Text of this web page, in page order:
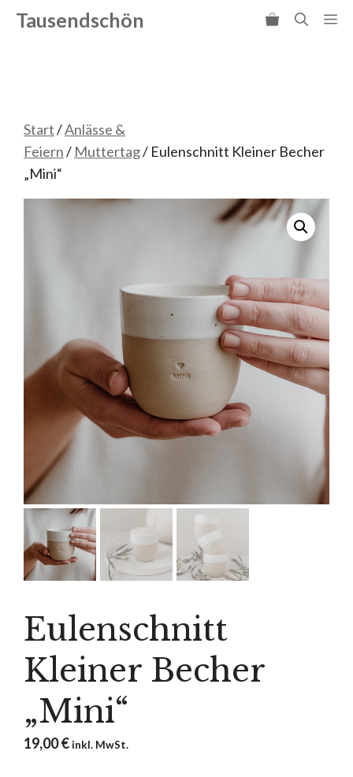
Zum
Inhalt
Tausendschön
Start/Anlässe &
Feiern/ Muttertag/ Eulenschnitt Kleiner Becher
„Mini“
Eulenschnitt
Kleiner Becher
„Mini“
19,00€ inkl. MwSt.